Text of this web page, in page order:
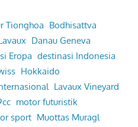
Tionghoa Bodhisattva
Danau Geneva
Eropa destinasi Indonesia
Hokkaido
Lavaux Vineyard
motor futuristik
sport Muottas Muragl